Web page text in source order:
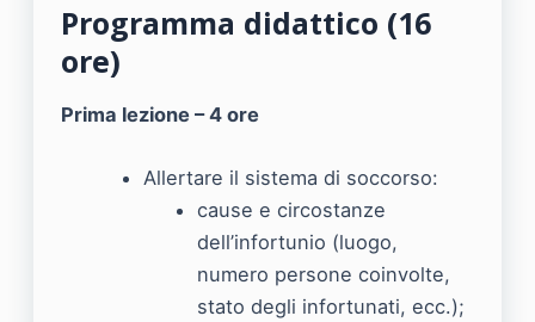
Programma didattico (16
ore)
Prima lezione – 4 ore
Allertare il sistema di soccorso:
cause e circostanze
dell’infortunio (luogo,
numero persone coinvolte,
stato degli infortunati, ecc.);